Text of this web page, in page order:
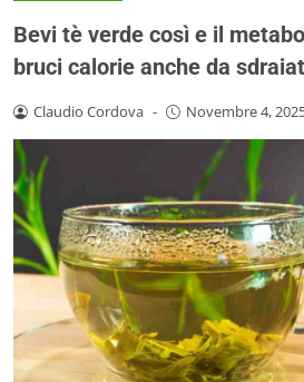
Bevi tè verde così e il
bruci calorie anche da
Claudio Cordova - Novembre 4,